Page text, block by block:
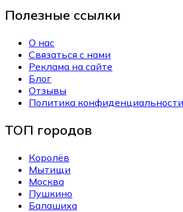
Полезные ссылки
О нас
Связаться с нами
Реклама на сайте
Блог
Отзывы
Политика конфиденциальности
ТОП городов
Королёв
Мытищи
Москва
Пушкино
Балашиха